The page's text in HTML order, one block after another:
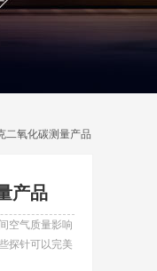
二氧化碳测量产品
产品
空气质量影响
探针可以完美